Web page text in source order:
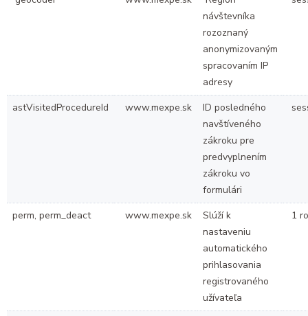
návštevníka
rozoznaný
anonymizovaným
spracovaním IP
adresy
astVisitedProcedureId www.mexpe.sk
ID posledného
navštíveného
zákroku pre
predvyplnením
zákroku vo
formulári
perm, perm_deact www.mexpe.sk
Slúží k
nastaveniu
automatického
prihlasovania
registrovaného
užívateľa
1